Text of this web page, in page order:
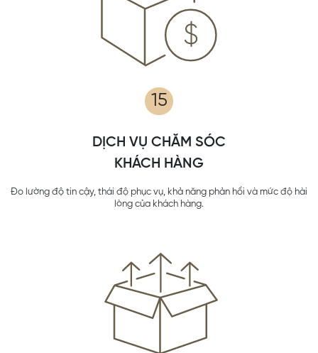
15
DỊCH VỤ CHĂM SÓC
KHÁCH HÀNG
Đo lường độ tin cậy, thái độ phục vụ, khả năng phản hồi và mức độ hài
lòng của khách hàng.